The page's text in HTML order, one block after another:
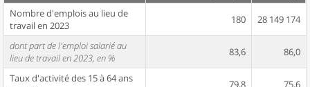
Nombre d'emplois au lieu de
travail en 2023
180 28 149 174
dont part de l'emploi salarié au
lieu de travail en 2023, en %
83,6 86,0
Taux d'activité des 15 à 64 ans
79,8 75,6